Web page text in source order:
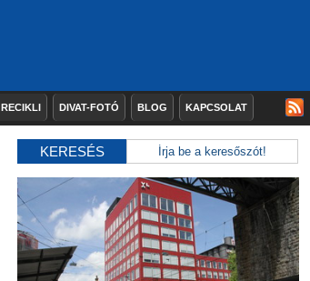
RECIKLI DIVAT-FOTÓ BLOG KAPCSOLAT
KERESÉS